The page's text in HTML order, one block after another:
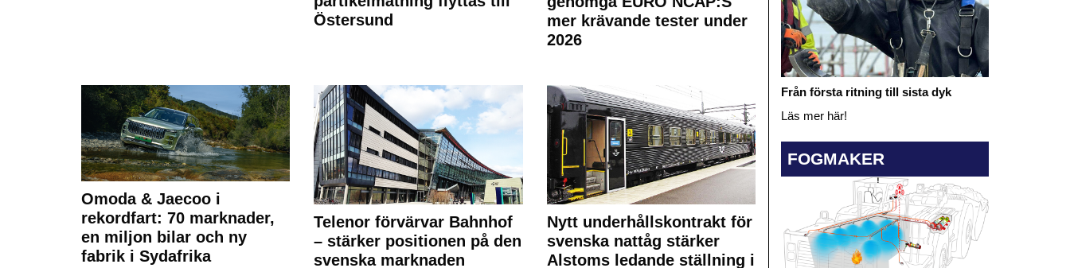
Östersund
mer krävande tester under
2026
Omoda & Jaecoo i
rekordfart: 70 marknader,
en miljon bilar och ny
fabrik i Sydafrika
Telenor förvärvar Bahnhof
– stärker positionen på den
svenska marknaden
Nytt underhållskontrakt för
svenska nattåg stärker
Alstoms ledande ställning i
Från första ritning till sista dyk
Läs mer här!
FOGMAKER